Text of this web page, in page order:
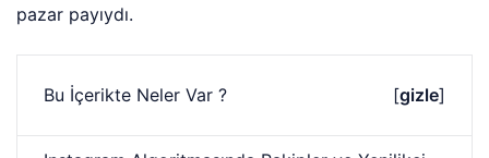
pazar payıydı.
Bu İçerikte Neler Var ? [gizle]